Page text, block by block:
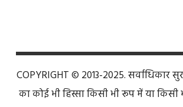
COPYRIGHT © 2013-2025. सर्वाधिकार
का कोई भी हिस्सा किसी भी रूप में या